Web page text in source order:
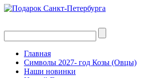
Главная
Символы 2027- год Козы (Овцы)
Наши новинки